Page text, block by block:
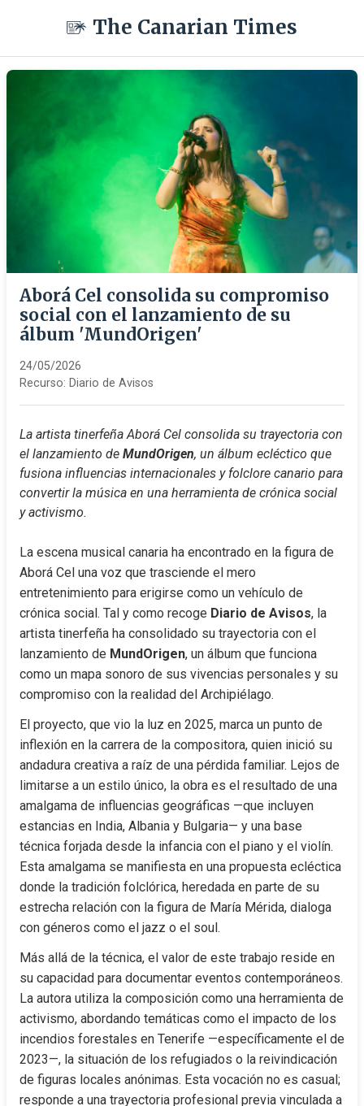
The Canarian Times
Aborá Cel consolida su compromiso
social con el lanzamiento de su
álbum 'MundOrigen'
24/05/2026
Recurso: Diario de Avisos
La artista tinerfeña Aborá Cel consolida su trayectoria con
el lanzamiento de MundOrigen, un álbum ecléctico que
fusiona influencias internacionales y folclore canario para
convertir la música en una herramienta de crónica social
y activismo.
La escena musical canaria ha encontrado en la figura de
Aborá Cel una voz que trasciende el mero
entretenimiento para erigirse como un vehículo de
crónica social. Tal y como recoge Diario de Avisos, la
artista tinerfeña ha consolidado su trayectoria con el
lanzamiento de MundOrigen, un álbum que funciona
como un mapa sonoro de sus vivencias personales y su
compromiso con la realidad del Archipiélago.
El proyecto, que vio la luz en 2025, marca un punto de
inflexión en la carrera de la compositora, quien inició su
andadura creativa a raíz de una pérdida familiar. Lejos de
limitarse a un estilo único, la obra es el resultado de una
amalgama de influencias geográficas —que incluyen
estancias en India, Albania y Bulgaria— y una base
técnica forjada desde la infancia con el piano y el violín.
Esta amalgama se manifiesta en una propuesta ecléctica
donde la tradición folclórica, heredada en parte de su
estrecha relación con la figura de María Mérida, dialoga
con géneros como el jazz o el soul.
Más allá de la técnica, el valor de este trabajo reside en
su capacidad para documentar eventos contemporáneos.
La autora utiliza la composición como una herramienta de
activismo, abordando temáticas como el impacto de los
incendios forestales en Tenerife —específicamente el de
2023—, la situación de los refugiados o la reivindicación
de figuras locales anónimas. Esta vocación no es casual;
responde a una trayectoria profesional previa vinculada a